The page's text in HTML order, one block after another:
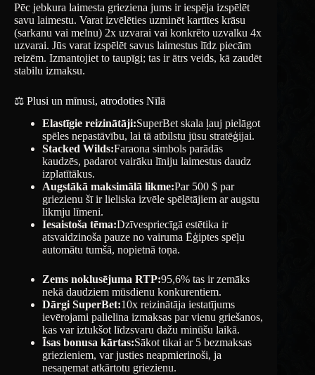
Pēc jebkura laimesta grieziena jums ir iespēja izspēlēt
savu laimestu. Varat izvēlēties uzminēt kartītes krāsu
(sarkanu vai melnu) 2x uzvarai vai konkrēto uzvalku 4x
uzvarai. Jūs varat izspēlēt savus laimestus līdz piecām
reizēm. Izmantojiet to taupīgi; tas ir ātrs veids, kā zaudēt
stabilu izmaksu.
⚖️ Plusi un mīnusi, atrodoties Nīlā
Elastīgie reizinātāji:SuperBet skala ļauj pielāgot
spēles nepastāvību, lai tā atbilstu jūsu stratēģijai.
Stacked Wilds:Faraona simbols parādās
kaudzēs, padarot vairāku līniju laimestus daudz
izplatītākus.
Augstākā maksimālā likme:Par 500 $ par
griezienu šī ir lieliska izvēle spēlētājiem ar augstu
likmju līmeni.
Iesaistoša tēma:Dzīvespriecīgā estētika ir
atsvaidzinoša pauze no vairuma Ēģiptes spēļu
automātu tumšā, nopietnā toņa.
Zems noklusējuma RTP:95,6% tas ir zemāks
nekā daudziem mūsdienu konkurentiem.
Dārgi SuperBet:10x reizinātāja iestatījums
ievērojami palielina izmaksas par vienu griešanos,
kas var iztukšot līdzsvaru dažu minūšu laikā.
Īsas bonusa kārtas:Sākot tikai ar 5 bezmaksas
griezieniem, var justies neapmierinoši, ja
nesaņemat atkārtotu griezienu.